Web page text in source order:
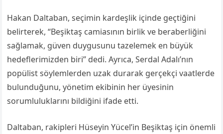
Hakan Daltaban, seçimin kardeşlik içinde geçtiğini
belirterek, “Beşiktaş camiasının birlik ve beraberliğini
sağlamak, güven duygusunu tazelemek en büyük
hedeflerimizden biri” dedi. Ayrıca, Serdal Adalı’nın
popülist söylemlerden uzak durarak gerçekçi vaatlerde
bulunduğunu, yönetim ekibinin her üyesinin
sorumluluklarını bildiğini ifade etti.
Daltaban, rakipleri Hüseyin Yücel’in Beşiktaş için önemli